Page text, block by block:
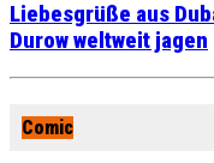
Liebesgrüße aus
Durow weltweit jagen
Comic